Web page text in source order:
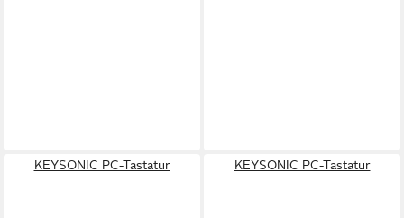
KEYSONIC PC-Tastatur KEYSONIC PC-Tastatur